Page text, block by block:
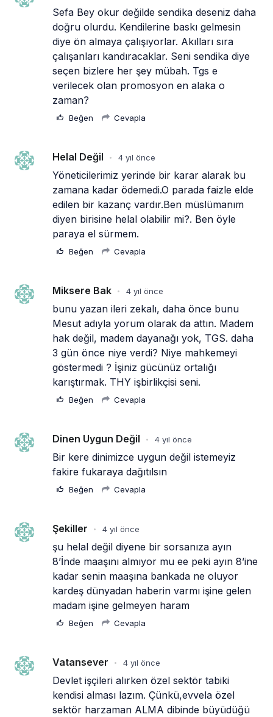
Sefa Bey okur değilde sendika deseniz daha
doğru olurdu. Kendilerine baskı gelmesin
diye ön almaya çalışıyorlar. Akılları sıra
çalışanları kandıracaklar. Seni sendika diye
seçen bizlere her şey mübah. Tgs e
verilecek olan promosyon en alaka o
zaman?
Beğen Cevapla
Helal Değil • 4 yıl önce
Yöneticilerimiz yerinde bir karar alarak bu
zamana kadar ödemedi.O parada faizle elde
edilen bir kazanç vardır.Ben müslümanım
diyen birisine helal olabilir mi?. Ben öyle
paraya el sürmem.
Beğen Cevapla
Miksere Bak • 4 yıl önce
bunu yazan ileri zekalı, daha önce bunu
Mesut adıyla yorum olarak da attın. Madem
hak değil, madem dayanağı yok, TGS. daha
3 gün önce niye verdi? Niye mahkemeyi
göstermedi ? İşiniz gücünüz ortalığı
karıştırmak. THY işbirlikçisi seni.
Beğen Cevapla
Dinen Uygun Değil • 4 yıl önce
Bir kere dinimizce uygun değil istemeyiz
fakire fukaraya dağıtılsın
Beğen Cevapla
Şekiller • 4 yıl önce
şu helal değil diyene bir sorsanıza ayın
8’İnde maaşını almıyor mu ee peki ayın 8’ine
kadar senin maaşına bankada ne oluyor
kardeş dünyadan haberin varmı işine gelen
madam işine gelmeyen haram
Beğen Cevapla
Vatansever • 4 yıl önce
Devlet işçileri alırken özel sektör tabiki
kendisi alması lazım. Çünkü,evvela özel
sektör harzaman ALMA dibinde büyüdüğü